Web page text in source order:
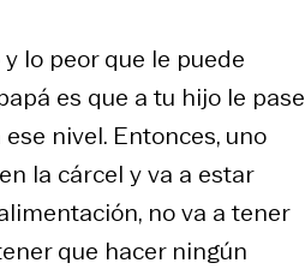
lo peor que le puede
es que a tu hijo le pase
nivel. Entonces, uno
la cárcel y va a estar
no va a tener
que hacer ningún